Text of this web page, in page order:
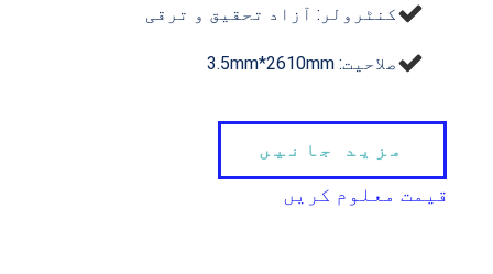
کنٹرولر: آزاد تحقیق و ترقی
صلاحیت: 3.5mm*2610mm
مزید جانیں
قیمت معلوم کریں